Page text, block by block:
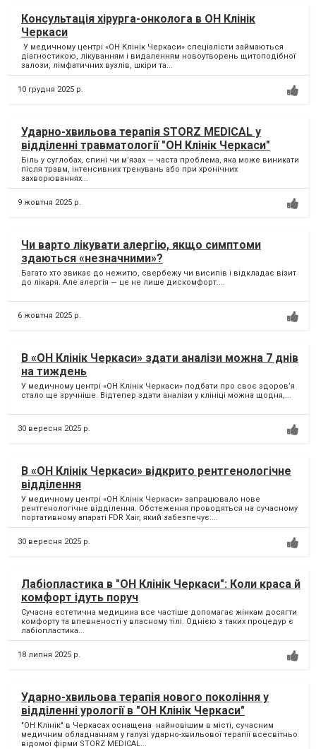
Консультація хірурга-онколога в ОН Клінік
Черкаси
У медичному центрі «ОН Клінік Черкаси» спеціалісти займаються
діагностикою, лікуванням і видаленням новоутворень щитоподібної
залози, лімфатичних вузлів, шкіри та...
10 грудня 2025 р.
Ударно-хвильова терапія STORZ MEDICAL у
відділенні травматології "ОН Клінік Черкаси"
Біль у суглобах, спині чи м’язах — часта проблема, яка може виникати
після травм, інтенсивних тренувань або при хронічних
захворюваннях...
9 жовтня 2025 р.
Чи варто лікувати алергію, якщо симптоми
здаються «незначними»?
Багато хто звикає до нежитю, свербежу чи висипів і відкладає візит
до лікаря. Але алергія — це не лише дискомфорт....
6 жовтня 2025 р.
В «ОН Клінік Черкаси» здати аналізи можна 7 днів
на тиждень
У медичному центрі «ОН Клінік Черкаси» подбати про своє здоров’я
стало ще зручніше. Відтепер здати аналізи у клініці можна щодня,...
30 вересня 2025 р.
В «ОН Клінік Черкаси» відкрито рентгенологічне
відділення
У медичному центрі «ОН Клінік Черкаси» запрацювало нове
рентгенологічне відділення. Обстеження проводяться на сучасному
портативному апараті FDR Xair, який забезпечує:...
30 вересня 2025 р.
Лабіопластика в "ОН Клінік Черкаси": Коли краса й
комфорт ідуть поруч
Сучасна естетична медицина все частіше допомагає жінкам досягти
комфорту та впевненості у власному тілі. Однією з таких процедур є
лабіопластика...
18 липня 2025 р.
Ударно-хвильова терапія нового покоління у
відділенні урології в "ОН Клінік Черкаси"
"ОН Клінік" в Черкасах оснащена найновішим в місті, сучасним
медичним обладнанням у галузі ударно-хвильової терапії всесвітньо
відомої фірми STORZ MEDICAL...